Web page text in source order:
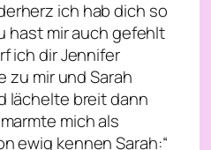
ich hab dich so
hast mir auch gefehlt
ich dir Jennifer
zu mir und Sarah
lächelte breit dann
mich als
ewig kennen Sarah:“